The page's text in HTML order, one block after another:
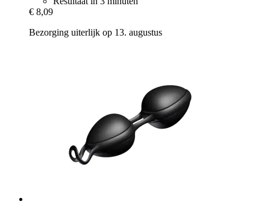
€ 8,09
Bezorging uiterlijk op 13. augustus